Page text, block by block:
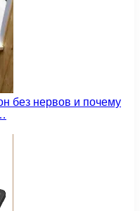
без нервов и почему